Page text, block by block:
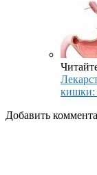
кишки:
Добавить